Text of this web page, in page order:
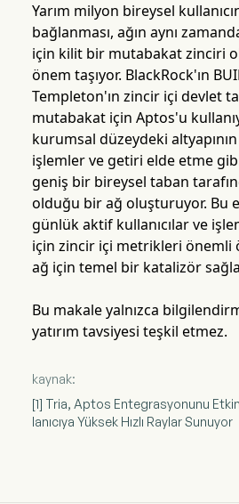
Yarım milyon bireysel
bağlanması, ağın aynı
için kilit bir mutabakat zinciri
önem taşıyor. BlackRock'ın
Templeton'ın zincir içi devlet
mutabakat için Aptos'u
kurumsal düzeydeki
işlemler ve getiri elde etme
geniş bir bireysel taban
olduğu bir ağ oluşturuyor. Bu
günlük aktif kullanıcılar ve
için zincir içi metrikleri önemli
ağ için temel bir katalizör
Bu makale yalnızca
yatırım tavsiyesi teşkil etmez.
kaynak:
[1] Tria, Aptos Entegrasyonunu
lanıcıya Yüksek Hızlı Raylar Sunuyor